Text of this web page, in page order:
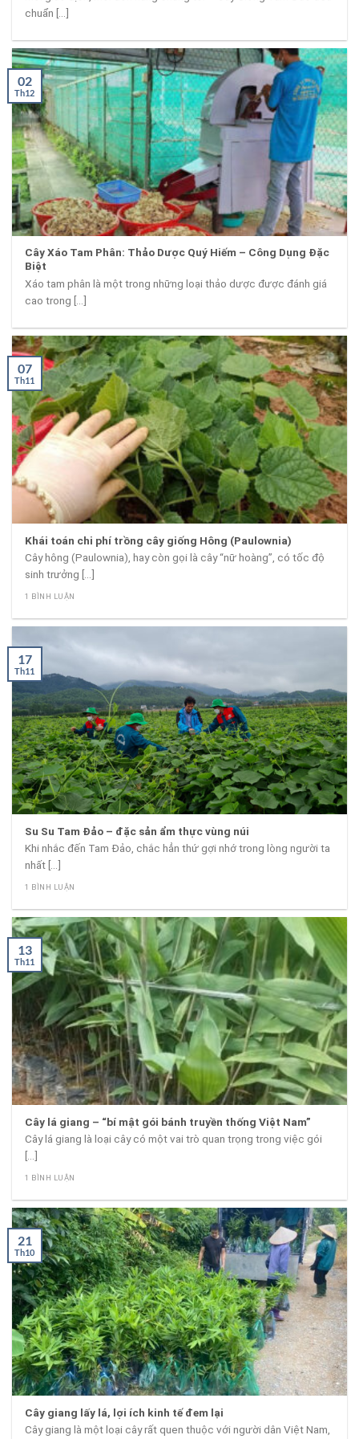
chuẩn [...]
Cây Xáo Tam Phân: Thảo Dược Quý Hiếm – Công Dụng Đặc
Biệt
Xáo tam phân là một trong những loại thảo dược được đánh giá
cao trong [...]
02
Th12
Khái toán chi phí trồng cây giống Hông (Paulownia)
Cây hông (Paulownia), hay còn gọi là cây “nữ hoàng”, có tốc độ
sinh trưởng [...]
1 BÌNH LUẬN
07
Th11
Su Su Tam Đảo – đặc sản ẩm thực vùng núi
Khi nhắc đến Tam Đảo, chắc hẳn thứ gợi nhớ trong lòng người ta
nhất [...]
1 BÌNH LUẬN
17
Th11
Cây lá giang – “bí mật gói bánh truyền thống Việt Nam”
Cây lá giang là loại cây có một vai trò quan trọng trong việc gói
[...]
1 BÌNH LUẬN
13
Th11
Cây giang lấy lá, lợi ích kinh tế đem lại
Cây giang là một loại cây rất quen thuộc với người dân Việt Nam,
21
Th10